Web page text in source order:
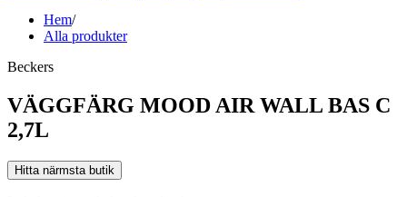
Hem/
Alla produkter
Beckers
VÄGGFÄRG MOOD AIR WALL BAS C
2,7L
Hitta närmsta butik